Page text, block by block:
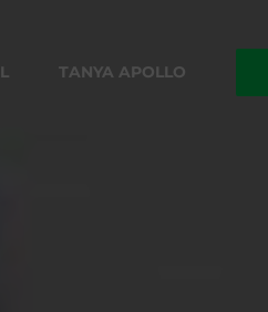
TANYA APOLLO